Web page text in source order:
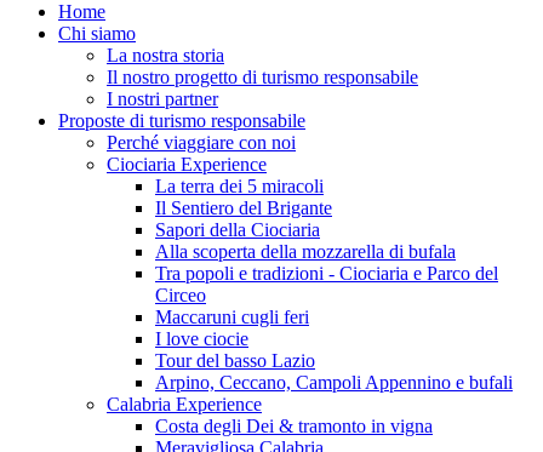
Home
Chi siamo
La nostra storia
Il nostro progetto di turismo responsabile
I nostri partner
Proposte di turismo responsabile
Perché viaggiare con noi
Ciociaria Experience
La terra dei 5 miracoli
Il Sentiero del Brigante
Sapori della Ciociaria
Alla scoperta della mozzarella di bufala
Tra popoli e tradizioni - Ciociaria e Parco del
Circeo
Maccaruni cugli feri
I love ciocie
Tour del basso Lazio
Arpino, Ceccano, Campoli Appennino e bufali
Calabria Experience
Costa degli Dei & tramonto in vigna
Meravigliosa Calabria